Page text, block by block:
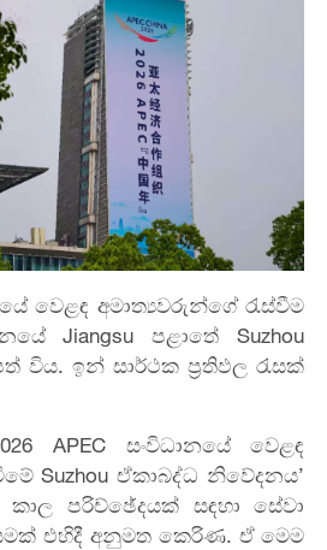
වෙළඳ අමාත්‍යවරුන්ගේ රැස්වීම
Jiangsu පළාතේ Suzhou
විය. ඉන් සාර්ථක ප්‍රතිඵල රැසක්
APEC සංවිධානයේ වෙළඳ
Suzhou ඒකාබද්ධ නිවේදනය’
පරිච්ඡේදයක් සඳහා සේවා
එහිදී අනුමත කෙරිණ. ඒ මෙම